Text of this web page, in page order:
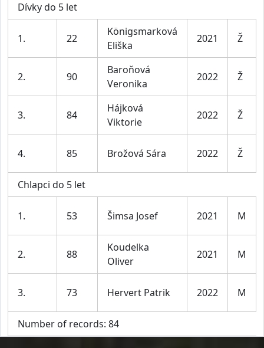
Dívky do 5 let
1. 22
Königsmarková
Eliška
2021 Ž
2. 90
Baroňová
Veronika
2022 Ž
3. 84
Hájková
Viktorie
2022 Ž
4. 85 Brožová Sára 2022 Ž
Chlapci do 5 let
1. 53 Šimsa Josef 2021 M
2. 88
Koudelka
Oliver
2021 M
3. 73 Hervert Patrik 2022 M
Number of records: 84